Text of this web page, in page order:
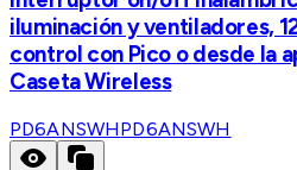
iluminación y ventiladores,
control con Pico o desde la
Caseta Wireless
PD6ANSWHPD6ANSWH